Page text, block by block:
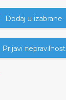
Dodaj u izabrane
Prijavi nepravilnost